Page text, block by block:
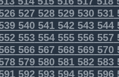
527528529530531
540541542543544
553554555556557
566567568569570
579580581582583
592593594595596